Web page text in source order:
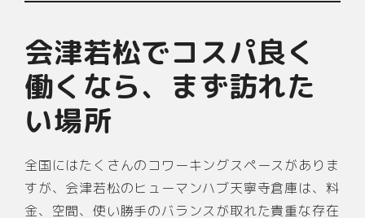
会津若松でコスパ良く
働くなら、まず訪れた
い場所
全国にはたくさんのコワーキングスペースがありま
すが、会津若松のヒューマンハブ天寧寺倉庫は、料
金、空間、使い勝手のバランスが取れた貴重な存在